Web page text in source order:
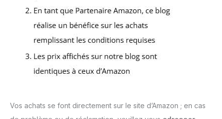
Vos achats se font directement sur le site d’Amazon ; en cas